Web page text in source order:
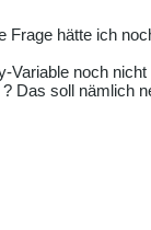
Frage hätte ich
noch
Das soll nämlich